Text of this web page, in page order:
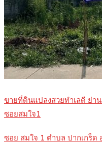
ขายที่ดินแปลงสวยทำเลดี ย่าน
ซอยสมใจ1
ซอย สมใจ 1 ตำบล ปากเกร็ด